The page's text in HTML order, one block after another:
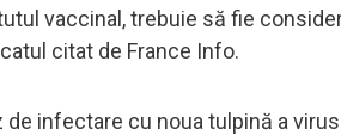
vaccinal, trebuie să fie
citat de France Info.
de infectare cu noua tulpină a